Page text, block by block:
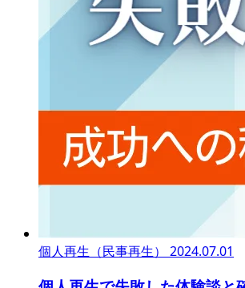
個人再生（民事再生） 2024.07.01